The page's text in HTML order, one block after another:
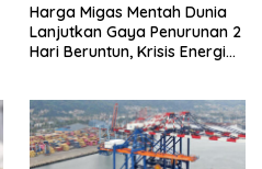
Harga Migas Mentah Dunia
Lanjutkan Gaya Penurunan 2
Hari Beruntun, Krisis Energi